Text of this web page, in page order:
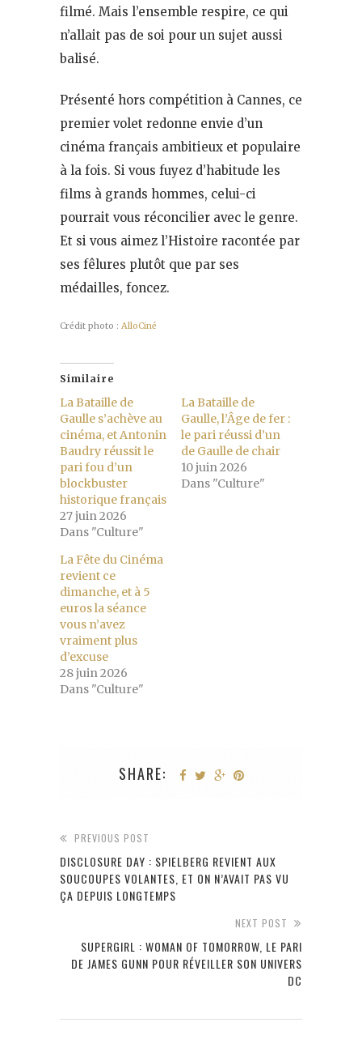
filmé. Mais l’ensemble respire, ce qui
n’allait pas de soi pour un sujet aussi
balisé.
Présenté hors compétition à Cannes, ce
premier volet redonne envie d’un
cinéma français ambitieux et populaire
à la fois. Si vous fuyez d’habitude les
films à grands hommes, celui-ci
pourrait vous réconcilier avec le genre.
Et si vous aimez l’Histoire racontée par
ses fêlures plutôt que par ses
médailles, foncez.
Crédit photo : AlloCiné
Similaire
La Bataille de
Gaulle s’achève au
cinéma, et Antonin
Baudry réussit le
pari fou d’un
blockbuster
historique français
27 juin 2026
Dans "Culture"
La Bataille de
Gaulle, l’Âge de fer :
le pari réussi d’un
de Gaulle de chair
10 juin 2026
Dans "Culture"
La Fête du Cinéma
revient ce
dimanche, et à 5
euros la séance
vous n’avez
vraiment plus
d’excuse
28 juin 2026
Dans "Culture"
SHARE:
PREVIOUS POST
DISCLOSURE DAY : SPIELBERG REVIENT AUX
SOUCOUPES VOLANTES, ET ON N’AVAIT PAS VU
ÇA DEPUIS LONGTEMPS
NEXT POST
SUPERGIRL : WOMAN OF TOMORROW, LE PARI
DE JAMES GUNN POUR RÉVEILLER SON UNIVERS
DC